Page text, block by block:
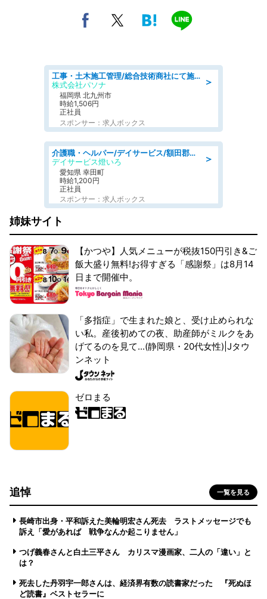
＞
工事・土木施工管理/総合技術商社にて施工管理のお仕事/即日勤務可/車通勤可/工事・土木施工管理/生産・品質管理
株式会社パソナ
福岡県 北九州市
時給1,506円
正社員
スポンサー：求人ボックス
＞
介護職・ヘルパー/デイサービス/額田郡幸田町/JR東海道本線 幸田/愛知県
デイサービス燈いろ
愛知県 幸田町
時給1,200円
正社員
スポンサー：求人ボックス
姉妹サイト
【かつや】人気メニューが税抜150円引き&ご
飯大盛り無料!お得すぎる「感謝祭」は8月14
日まで開催中。
「多指症」で生まれた娘と、受け止められな
い私。産後初めての夜、助産師がミルクをあ
げてるのを見て...(静岡県・20代女性)|Jタウ
ンネット
ゼロまる
追悼 一覧を見る
長崎市出身・平和訴えた美輪明宏さん死去 ラストメッセージでも
訴え「愛があれば 戦争なんか起こりません」
つげ義春さんと白土三平さん カリスマ漫画家、二人の「違い」と
は？
死去した丹羽宇一郎さんは、経済界有数の読書家だった 『死ぬほ
ど読書』ベストセラーに